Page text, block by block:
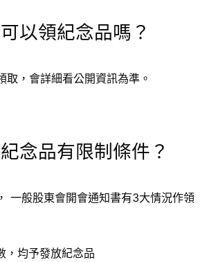
以領紀念品嗎？
取，會詳細看公開資訊為準。
念品有限制條件？
一般股東會開會通知書有3大情況作領
，均予發放紀念品